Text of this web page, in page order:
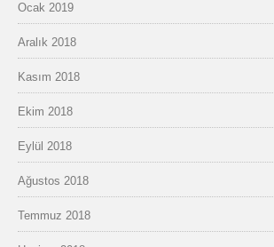
Ocak 2019
Aralık 2018
Kasım 2018
Ekim 2018
Eylül 2018
Ağustos 2018
Temmuz 2018